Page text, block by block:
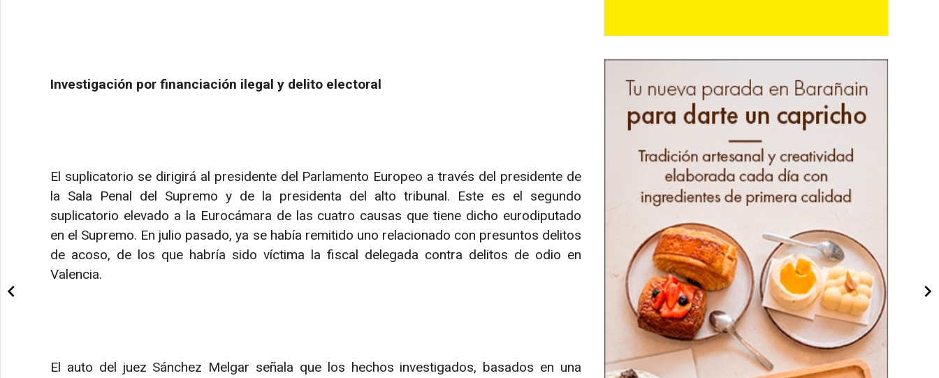
Investigación por financiación ilegal y delito electoral
El suplicatorio se dirigirá al presidente del Parlamento Europeo a través del presidente de
la Sala Penal del Supremo y de la presidenta del alto tribunal. Este es el segundo
suplicatorio elevado a la Eurocámara de las cuatro causas que tiene dicho eurodiputado
en el Supremo. En julio pasado, ya se había remitido uno relacionado con presuntos delitos
de acoso, de los que habría sido víctima la fiscal delegada contra delitos de odio en
Valencia.
El auto del juez Sánchez Melgar señala que los hechos investigados, basados en una